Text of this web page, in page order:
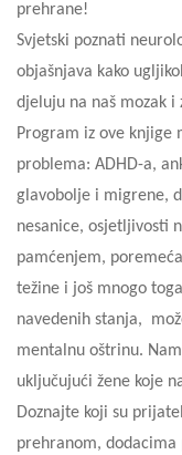
prehrane!
Svjetski poznati
objašnjava kako
djeluju na naš mozak i
Program iz ove knjige
problema: ADHD-a,
glavobolje i migrene,
nesanice, osjetljivosti
pamćenjem,
težine i još mnogo
navedenih stanja,
mentalnu oštrinu.
uključujući žene koje
Doznajte koji su
prehranom,